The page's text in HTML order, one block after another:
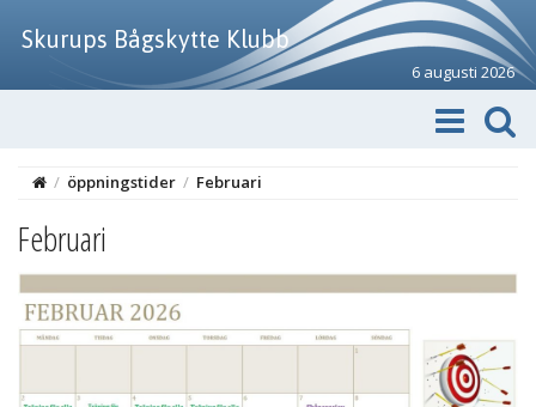
Skurups Bågskytte Klubb
6 augusti 2026
/ öppningstider / Februari
Februari